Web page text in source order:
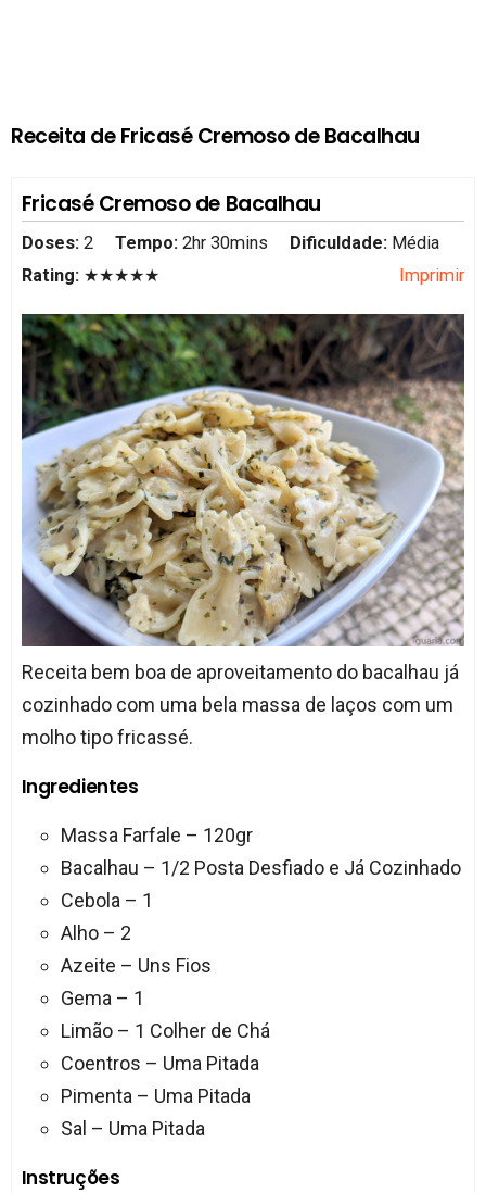
Receita de Fricasé Cremoso de Bacalhau
Fricasé Cremoso de Bacalhau
Doses: 2 Tempo: 2hr 30mins Dificuldade: Média
Rating: ★★★★★ Imprimir
Receita bem boa de aproveitamento do bacalhau já
cozinhado com uma bela massa de laços com um
molho tipo fricassé.
Ingredientes
Massa Farfale – 120gr
Bacalhau – 1/2 Posta Desfiado e Já Cozinhado
Cebola – 1
Alho – 2
Azeite – Uns Fios
Gema – 1
Limão – 1 Colher de Chá
Coentros – Uma Pitada
Pimenta – Uma Pitada
Sal – Uma Pitada
Instruções